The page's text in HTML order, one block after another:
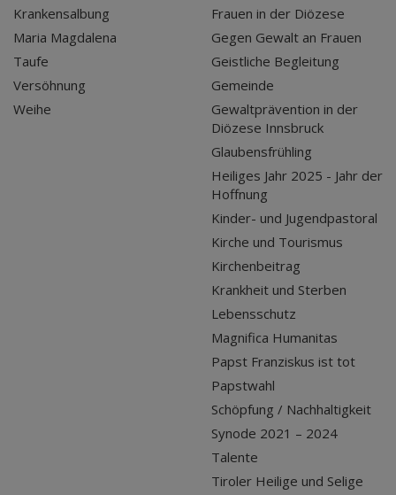
Krankensalbung
Maria Magdalena
Taufe
Versöhnung
Weihe
Frauen in der Diözese
Gegen Gewalt an Frauen
Geistliche Begleitung
Gemeinde
Gewaltprävention in der
Diözese Innsbruck
Glaubensfrühling
Heiliges Jahr 2025 - Jahr der
Hoffnung
Kinder- und Jugendpastoral
Kirche und Tourismus
Kirchenbeitrag
Krankheit und Sterben
Lebensschutz
Magnifica Humanitas
Papst Franziskus ist tot
Papstwahl
Schöpfung / Nachhaltigkeit
Synode 2021 – 2024
Talente
Tiroler Heilige und Selige